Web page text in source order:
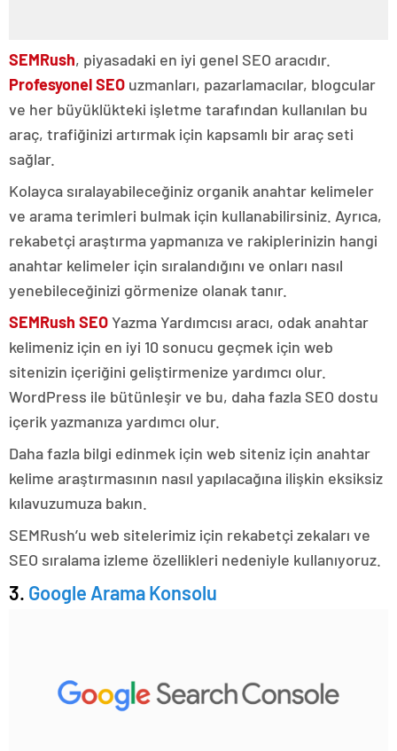
SEMRush, piyasadaki en iyi genel SEO aracıdır.
Profesyonel SEO uzmanları, pazarlamacılar, blogcular
ve her büyüklükteki işletme tarafından kullanılan bu
araç, trafiğinizi artırmak için kapsamlı bir araç seti
sağlar.
Kolayca sıralayabileceğiniz organik anahtar kelimeler
ve arama terimleri bulmak için kullanabilirsiniz. Ayrıca,
rekabetçi araştırma yapmanıza ve rakiplerinizin hangi
anahtar kelimeler için sıralandığını ve onları nasıl
yenebileceğinizi görmenize olanak tanır.
SEMRush SEOYazma Yardımcısı aracı, odak anahtar
kelimeniz için en iyi 10 sonucu geçmek için web
sitenizin içeriğini geliştirmenize yardımcı olur.
WordPress ile bütünleşir ve bu, daha fazla SEO dostu
içerik yazmanıza yardımcı olur.
Daha fazla bilgi edinmek için web siteniz için anahtar
kelime araştırmasının nasıl yapılacağına ilişkin eksiksiz
kılavuzumuza bakın.
SEMRush’u web sitelerimiz için rekabetçi zekaları ve
SEO sıralama izleme özellikleri nedeniyle kullanıyoruz.
3. Google Arama Konsolu